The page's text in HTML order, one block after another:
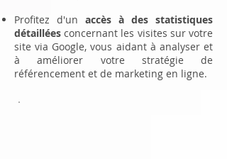
Profitez d'un accès à des statistiques
détaillées concernant les visites sur votre
site via Google, vous aidant à analyser et
à améliorer votre stratégie de
référencement et de marketing en ligne.